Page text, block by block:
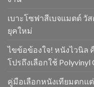
เบาะโซฟาสีเบจแมตต์
ยุคใหม่
ไขข้อข้องใจ! หนังไวนิล
โปรถึงเลือกใช้
คู่มือเลือกหนังเทียมตกแ